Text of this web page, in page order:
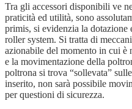
Tra gli accessori disponibili ve
praticità ed utilità, sono
primis, si evidenzia la dotazione
roller system. Si tratta di
azionabile del momento in cui è
e la movimentazione della
poltrona si trova “sollevata”
inserito, non sarà possibile
per questioni di sicurezza.